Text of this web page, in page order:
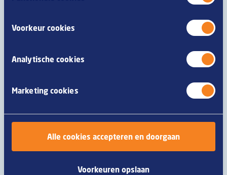
Voorkeur cookies
Analytische cookies
Marketing cookies
Alle cookies accepteren en doorgaan
Voorkeuren opslaan